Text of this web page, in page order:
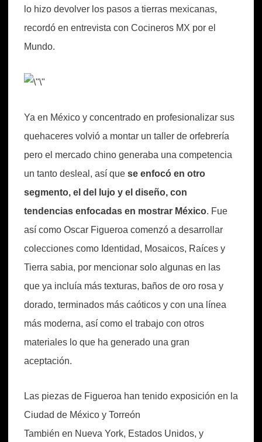
lo hizo devolver los pasos a tierras mexicanas,
recordó en entrevista con Cocineros MX por el
Mundo.
Ya en México y concentrado en profesionalizar sus
quehaceres volvió a montar un taller de orfebrería
pero el mercado chino generaba una competencia
un tanto desleal, así que se enfocó en otro
segmento, el del lujo y el diseño, con
tendencias enfocadas en mostrar México. Fue
así como Oscar Figueroa comenzó a desarrollar
colecciones como Identidad, Mosaicos, Raíces y
Tierra sabia, por mencionar solo algunas en las
que ya incluía más texturas, baños de oro rosa y
dorado, terminados más caóticos y con una línea
más moderna, así como el trabajo con otros
materiales lo que ha generado una gran
aceptación.
Las piezas de Figueroa han tenido exposición en la
Ciudad de México y Torreón
También en Nueva York, Estados Unidos, y